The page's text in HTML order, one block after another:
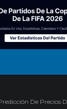
De Precios